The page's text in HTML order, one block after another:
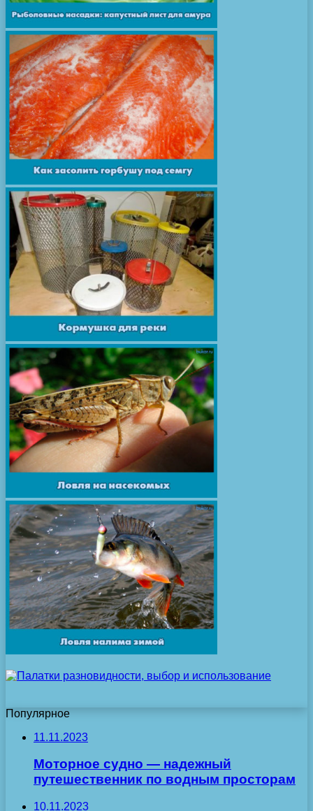
Популярное
11.11.2023
Моторное судно — надежный
путешественник по водным просторам
10.11.2023